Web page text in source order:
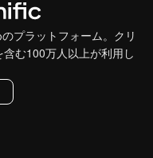
プラットフォーム。クリ
む100万人以上が利用し